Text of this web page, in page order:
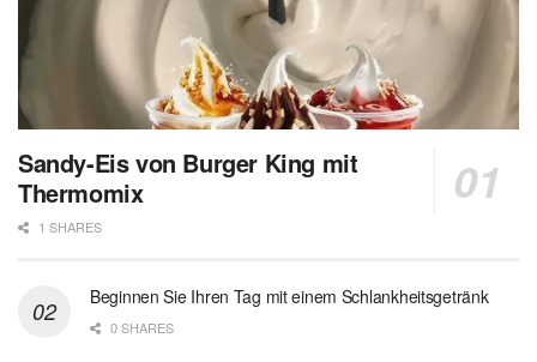
Sandy-Eis von Burger King mit
Thermomix
1 SHARES
Beginnen Sie Ihren Tag mit einem Schlankheitsgetränk
0 SHARES